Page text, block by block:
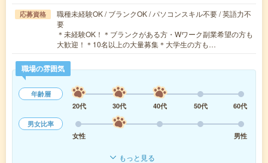
応募資格
職種未経験OK / ブランクOK / パソコンスキル不要 / 英語力不
要
＊未経験OK！＊ブランクがある方・Wワーク副業希望の方も
大歓迎！＊10名以上の大量募集＊大学生の方も…
職場の雰囲気
年齢層
20代
30代 40代 50代
60代
男女比率
女性
男性
もっと見る